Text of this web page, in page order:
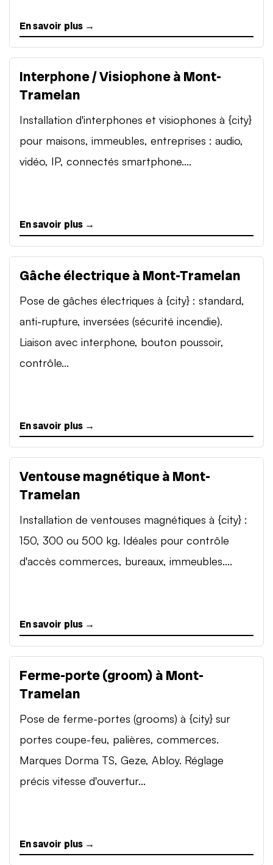
En savoir plus →
Interphone / Visiophone à Mont-
Tramelan
Installation d'interphones et visiophones à {city}
pour maisons, immeubles, entreprises : audio,
vidéo, IP, connectés smartphone....
En savoir plus →
Gâche électrique à Mont-Tramelan
Pose de gâches électriques à {city} : standard,
anti-rupture, inversées (sécurité incendie).
Liaison avec interphone, bouton poussoir,
contrôle...
En savoir plus →
Ventouse magnétique à Mont-
Tramelan
Installation de ventouses magnétiques à {city} :
150, 300 ou 500 kg. Idéales pour contrôle
d'accès commerces, bureaux, immeubles....
En savoir plus →
Ferme-porte (groom) à Mont-
Tramelan
Pose de ferme-portes (grooms) à {city} sur
portes coupe-feu, palières, commerces.
Marques Dorma TS, Geze, Abloy. Réglage
précis vitesse d'ouvertur...
En savoir plus →